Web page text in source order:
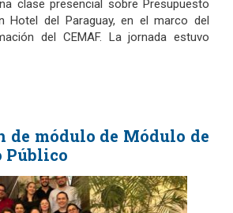
clase presencial sobre Presupuesto
Hotel del Paraguay, en el marco del
del CEMAF. La jornada estuvo
de módulo de Módulo de
Público